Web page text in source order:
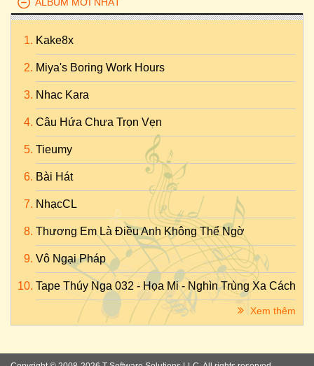
Kake8x
Miya's Boring Work Hours
Nhac Kara
Câu Hứa Chưa Trọn Vẹn
Tieumy
Bài Hát
NhạcCL
Thương Em Là Điều Anh Không Thể Ngờ
Vô Ngại Pháp
Tape Thúy Nga 032 - Họa Mi - Nghìn Trùng Xa Cách
Xem thêm